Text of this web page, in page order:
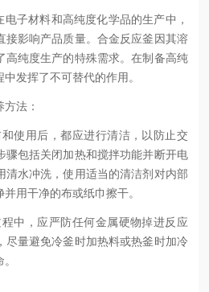
子材料和高纯度化学品的生产中，
接影响产品质量。合金反应釜因其溶
高纯度生产的特殊需求。在制备高纯
发挥了不可替代的作用。
法：
用后，都应进行清洁，以防止交
骤包括关闭加热和搅拌功能并断开电
清水冲洗，使用适当的清洁剂对内部
用干净的布或纸巾擦干。
，应严防任何金属硬物掉进反应
尽量避免冷釜时加热料或热釜时加冷